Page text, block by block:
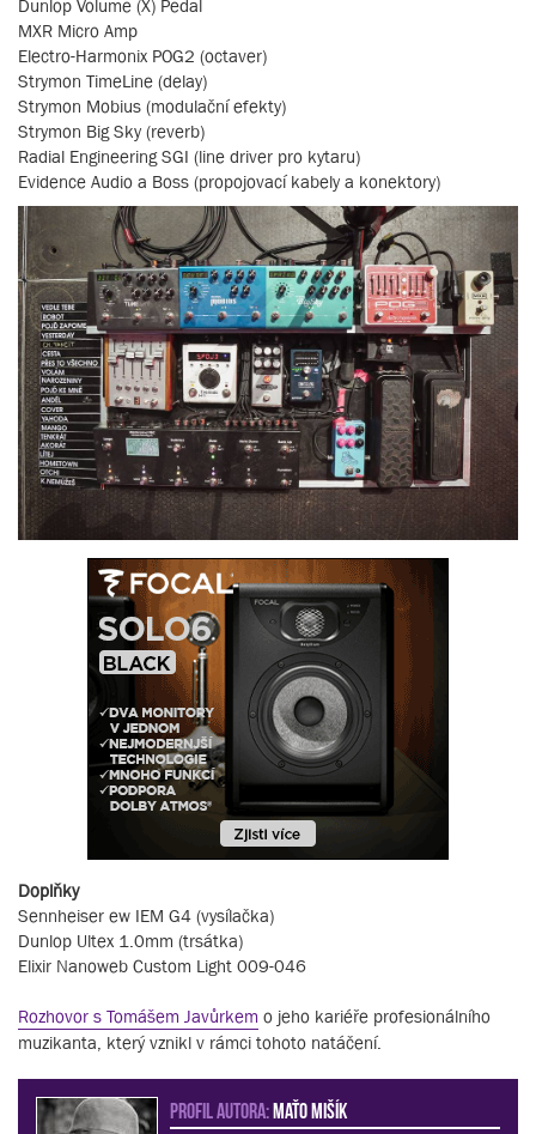
Dunlop Volume (X) Pedal
MXR Micro Amp
Electro-Harmonix POG2 (octaver)
Strymon TimeLine (delay)
Strymon Mobius (modulační efekty)
Strymon Big Sky (reverb)
Radial Engineering SGI (line driver pro kytaru)
Evidence Audio a Boss (propojovací kabely a konektory)
Doplňky
Sennheiser ew IEM G4 (vysílačka)
Dunlop Ultex 1.0mm (trsátka)
Elixir Nanoweb Custom Light 009-046
Rozhovor s Tomášem Javůrkem o jeho kariéře profesionálního
muzikanta, který vznikl v rámci tohoto natáčení.
PROFIL AUTORA:Maťo Mišík